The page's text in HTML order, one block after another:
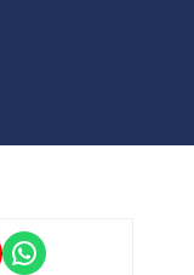
WhatsApp